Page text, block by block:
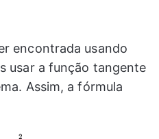
encontrada usando
usar a função tangente
Assim, a fórmula
2